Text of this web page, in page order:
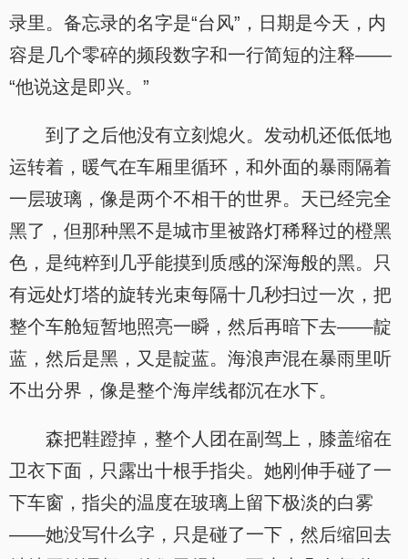
录里。备忘录的名字是“台风”，日期是今天，内
容是几个零碎的频段数字和一行简短的注释——
“他说这是即兴。”
到了之后他没有立刻熄火。发动机还低低地
运转着，暖气在车厢里循环，和外面的暴雨隔着
一层玻璃，像是两个不相干的世界。天已经完全
黑了，但那种黑不是城市里被路灯稀释过的橙黑
色，是纯粹到几乎能摸到质感的深海般的黑。只
有远处灯塔的旋转光束每隔十几秒扫过一次，把
整个车舱短暂地照亮一瞬，然后再暗下去——靛
蓝，然后是黑，又是靛蓝。海浪声混在暴雨里听
不出分界，像是整个海岸线都沉在水下。
森把鞋蹬掉，整个人团在副驾上，膝盖缩在
卫衣下面，只露出十根手指尖。她刚伸手碰了一
下车窗，指尖的温度在玻璃上留下极淡的白雾
——她没写什么字，只是碰了一下，然后缩回去